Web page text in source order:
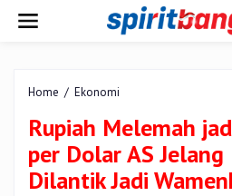
Home / Ekonomi
jadi
Rp16.163
per
Dolar
Rupiah Melemah
per Dolar AS
Dilantik Jadi